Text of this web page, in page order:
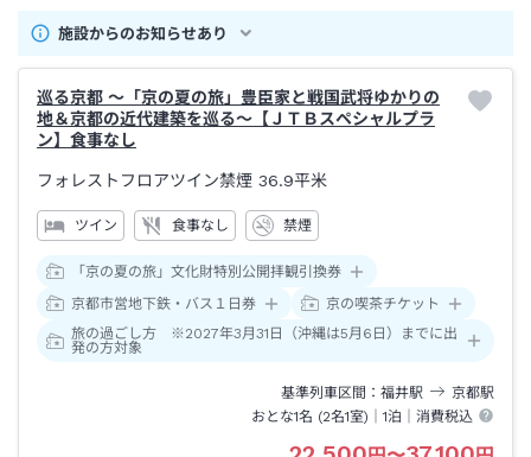
施設からのお知らせあり
巡る京都 ～「京の夏の旅」豊臣家と戦国武将ゆかりの
地＆京都の近代建築を巡る～【ＪＴＢスペシャルプラ
ン】食事なし
フォレストフロアツイン禁煙 36.9平米
ツイン 食事なし 禁煙
「京の夏の旅」文化財特別公開拝観引換券
京都市営地下鉄・バス１日券
京の喫茶チケット
旅の過ごし方 ※2027年3月31日（沖縄は5月6日）までに出
発の方対象
基準列車区間 福井駅 京都駅
おとな1名 (2名1室)｜1泊 ｜消費税込